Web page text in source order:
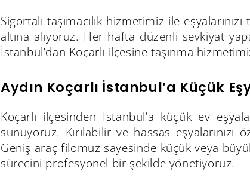
Sigortalı taşımacılık hizmetimiz ile
altına alıyoruz. Her hafta düzenli sevkiyat
İstanbul’dan Koçarlı ilçesine taşınma
Aydın Koçarlı İstanbul’a Küçük
Koçarlı ilçesinden İstanbul’a küçük ev
sunuyoruz. Kırılabilir ve hassas
Geniş araç filomuz sayesinde küçük veya
sürecini profesyonel bir şekilde yönetiyoruz.